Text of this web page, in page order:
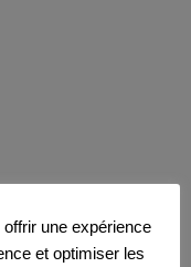
une expérience
et optimiser les